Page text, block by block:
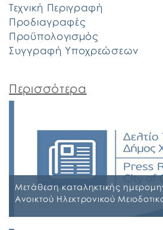
Τεχνική Περιγραφή
Προδιαγραφές
Προϋπολογισμός
Συγγραφή Υποχρεώσεων
Περισσότερα
Μετάθεση καταληκτικής
Ανοικτού Ηλεκτρονικού